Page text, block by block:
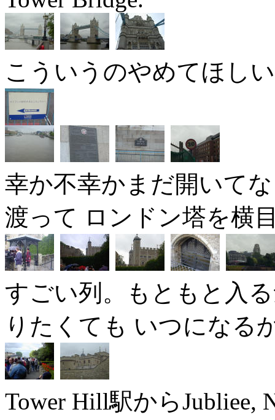
こういうのやめてほし
幸か不幸かまだ開いて
渡って ロンドン塔を横
すごい列。もともと入
りたくても いつになる
Tower Hill駅からJubliee,